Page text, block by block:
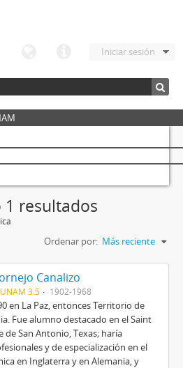
Iniciar sesión
resultados
Ordenar por: Más reciente
Canalizo
3.5 1902-1968
en La Paz, entonces Territorio de
Fue alumno destacado en el Saint
de San Antonio, Texas; haría
y de especialización en el
en Inglaterra y en Alemania, y